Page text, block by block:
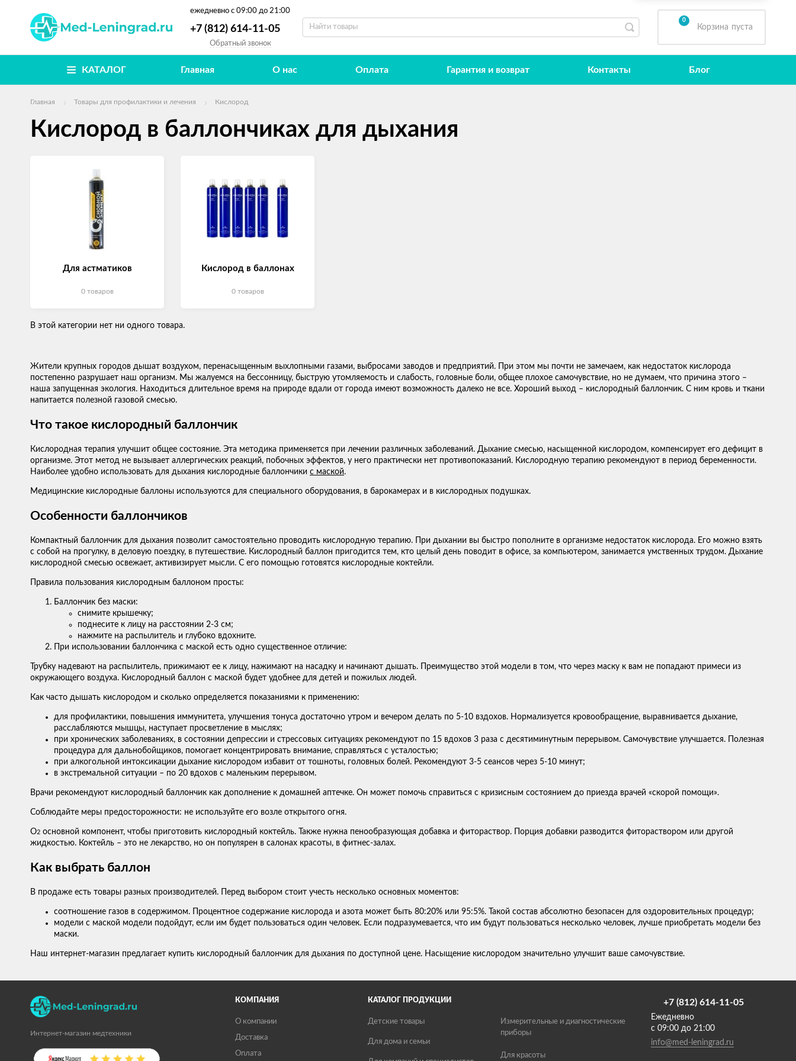
ежедневно с 09:00 до 21:00
+7 (812) 614-11-05
Обратный звонок
0
Корзина пуста
КАТАЛОГ Главная О нас Оплата Гарантия и возврат Контакты Блог
Главная Товары для профилактики и лечения Кислород
Кислород в баллончиках для дыхания
Для астматиков
0 товаров
Кислород в баллонах
0 товаров
В этой категории нет ни одного товара.
Жители крупных городов дышат воздухом, перенасыщенным выхлопными газами, выбросами заводов и предприятий. При этом мы почти не замечаем, как недостаток кислорода
постепенно разрушает наш организм. Мы жалуемся на бессонницу, быструю утомляемость и слабость, головные боли, общее плохое самочувствие, но не думаем, что причина этого –
наша запущенная экология. Находиться длительное время на природе вдали от города имеют возможность далеко не все. Хороший выход – кислородный баллончик. С ним кровь и ткани
напитается полезной газовой смесью.
Что такое кислородный баллончик
Кислородная терапия улучшит общее состояние. Эта методика применяется при лечении различных заболеваний. Дыхание смесью, насыщенной кислородом, компенсирует его дефицит в
организме. Этот метод не вызывает аллергических реакций, побочных эффектов, у него практически нет противопоказаний. Кислородную терапию рекомендуют в период беременности.
Наиболее удобно использовать для дыхания кислородные баллончики с маской.
Медицинские кислородные баллоны используются для специального оборудования, в барокамерах и в кислородных подушках.
Особенности баллончиков
Компактный баллончик для дыхания позволит самостоятельно проводить кислородную терапию. При дыхании вы быстро пополните в организме недостаток кислорода. Его можно взять
с собой на прогулку, в деловую поездку, в путешествие. Кислородный баллон пригодится тем, кто целый день поводит в офисе, за компьютером, занимается умственных трудом. Дыхание
кислородной смесью освежает, активизирует мысли. С его помощью готовятся кислородные коктейли.
Правила пользования кислородным баллоном просты:
Баллончик без маски:
снимите крышечку;
поднесите к лицу на расстоянии 2-3 см;
нажмите на распылитель и глубоко вдохните.
При использовании баллончика с маской есть одно существенное отличие:
Трубку надевают на распылитель, прижимают ее к лицу, нажимают на насадку и начинают дышать. Преимущество этой модели в том, что через маску к вам не попадают примеси из
окружающего воздуха. Кислородный баллон с маской будет удобнее для детей и пожилых людей.
Как часто дышать кислородом и сколько определяется показаниями к применению:
для профилактики, повышения иммунитета, улучшения тонуса достаточно утром и вечером делать по 5-10 вздохов. Нормализуется кровообращение, выравнивается дыхание,
расслабляются мышцы, наступает просветление в мыслях;
при хронических заболеваниях, в состоянии депрессии и стрессовых ситуациях рекомендуют по 15 вдохов 3 раза с десятиминутным перерывом. Самочувствие улучшается. Полезная
процедура для дальнобойщиков, помогает концентрировать внимание, справляться с усталостью;
при алкогольной интоксикации дыхание кислородом избавит от тошноты, головных болей. Рекомендуют 3-5 сеансов через 5-10 минут;
в экстремальной ситуации – по 20 вдохов с маленьким перерывом.
Врачи рекомендуют кислородный баллончик как дополнение к домашней аптечке. Он может помочь справиться с кризисным состоянием до приезда врачей «скорой помощи».
Соблюдайте меры предосторожности: не используйте его возле открытого огня.
О2 основной компонент, чтобы приготовить кислородный коктейль. Также нужна пенообразующая добавка и фитораствор. Порция добавки разводится фитораствором или другой
жидкостью. Коктейль – это не лекарство, но он популярен в салонах красоты, в фитнес-залах.
Как выбрать баллон
В продаже есть товары разных производителей. Перед выбором стоит учесть несколько основных моментов:
соотношение газов в содержимом. Процентное содержание кислорода и азота может быть 80:20% или 95:5%. Такой состав абсолютно безопасен для оздоровительных процедур;
модели с маской модели подойдут, если им будет пользоваться один человек. Если подразумевается, что им будут пользоваться несколько человек, лучше приобретать модели без
маски.
Наш интернет-магазин предлагает купить кислородный баллончик для дыхания по доступной цене. Насыщение кислородом значительно улучшит ваше самочувствие.
Интернет-магазин медтехники
КОМПАНИЯ
О компании
Доставка
Оплата
КАТАЛОГ ПРОДУКЦИИ
Детские товары
Для дома и семьи
Измерительные и диагностические
приборы
Для красоты
+7 (812) 614-11-05
Ежедневно
с 09:00 до 21:00
info@med-leningrad.ru